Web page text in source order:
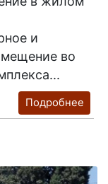
и
во
Подробнее